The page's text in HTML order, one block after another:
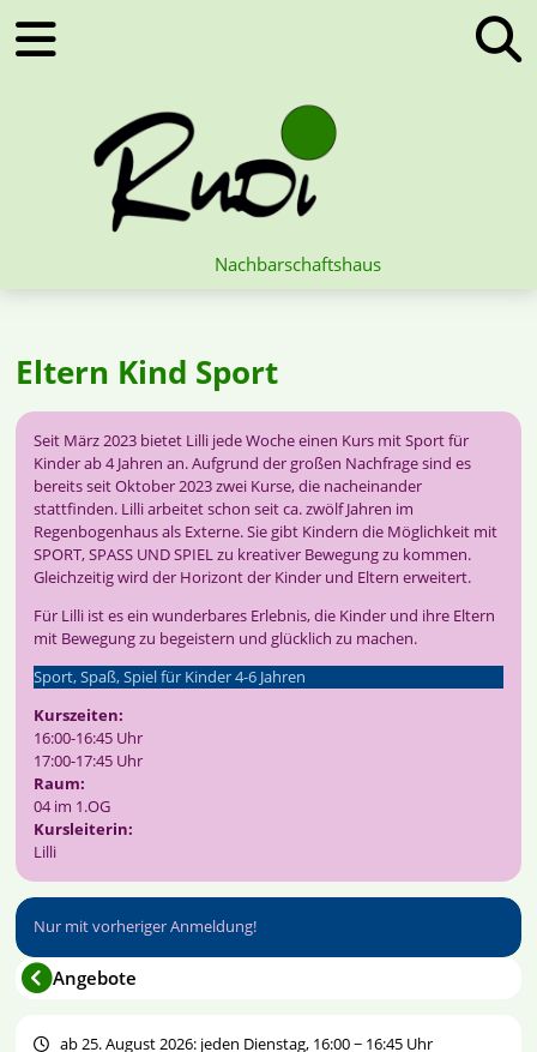
Nachbarschaftshaus
Eltern Kind Sport
Seit März 2023 bietet Lilli jede Woche einen Kurs mit Sport für
Kinder ab 4 Jahren an. Aufgrund der großen Nachfrage sind es
bereits seit Oktober 2023 zwei Kurse, die nacheinander
stattfinden. Lilli arbeitet schon seit ca. zwölf Jahren im
Regenbogenhaus als Externe. Sie gibt Kindern die Möglichkeit mit
SPORT, SPASS UND SPIEL zu kreativer Bewegung zu kommen.
Gleichzeitig wird der Horizont der Kinder und Eltern erweitert.
Für Lilli ist es ein wunderbares Erlebnis, die Kinder und ihre Eltern
mit Bewegung zu begeistern und glücklich zu machen.
Sport, Spaß, Spiel für Kinder 4-6 Jahren
Kurszeiten:
16:00-16:45 Uhr
17:00-17:45 Uhr
Raum:
04 im 1.OG
Kursleiterin:
Lilli
Nur mit vorheriger Anmeldung!
Angebote
ab 25. August 2026: jeden Dienstag, 16:00 − 16:45 Uhr